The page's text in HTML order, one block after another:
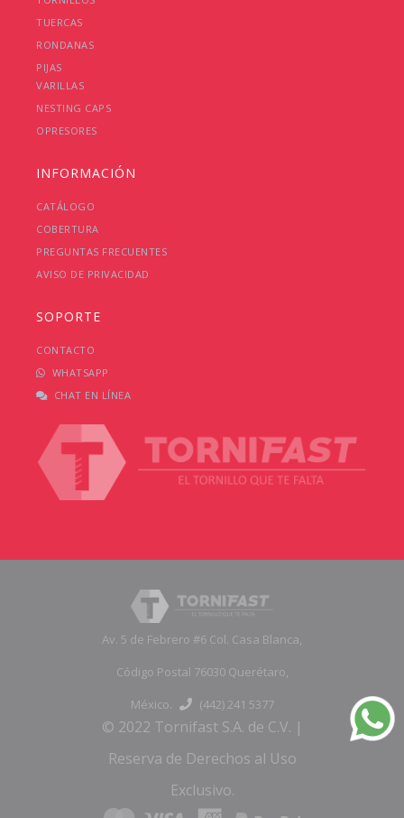
TUERCAS
RONDANAS
PIJAS
VARILLAS
NESTING CAPS
OPRESORES
INFORMACIÓN
CATÁLOGO
COBERTURA
PREGUNTAS FRECUENTES
AVISO DE PRIVACIDAD
SOPORTE
CONTACTO
WHATSAPP
CHAT EN LÍNEA
Av. 5 de Febrero #6 Col. Casa Blanca,
Código Postal 76030 Querétaro,
México.
(442) 241 5377
© 2022 Tornifast S.A. de C.V. |
Reserva de Derechos al Uso
Exclusivo.